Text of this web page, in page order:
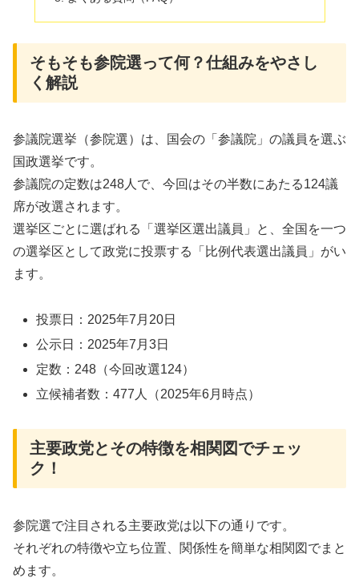
そもそも参院選って何？仕組みをやさし
く解説
参議院選挙（参院選）は、国会の「参議院」の議員を選ぶ
国政選挙です。
参議院の定数は248人で、今回はその半数にあたる124議
席が改選されます。
選挙区ごとに選ばれる「選挙区選出議員」と、全国を一つ
の選挙区として政党に投票する「比例代表選出議員」がい
ます。
投票日：2025年7月20日
公示日：2025年7月3日
定数：248（今回改選124）
立候補者数：477人（2025年6月時点）
主要政党とその特徴を相関図でチェッ
ク！
参院選で注目される主要政党は以下の通りです。
それぞれの特徴や立ち位置、関係性を簡単な相関図でまと
めます。